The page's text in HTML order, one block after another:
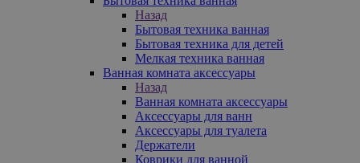
Назад
Бытовая техника ванная
Бытовая техника для детей
Мелкая техника ванная
Ванная комната аксессуары
Назад
Ванная комната аксессуары
Аксессуары для ванн
Аксессуары для туалета
Держатели
Коврики для ванной